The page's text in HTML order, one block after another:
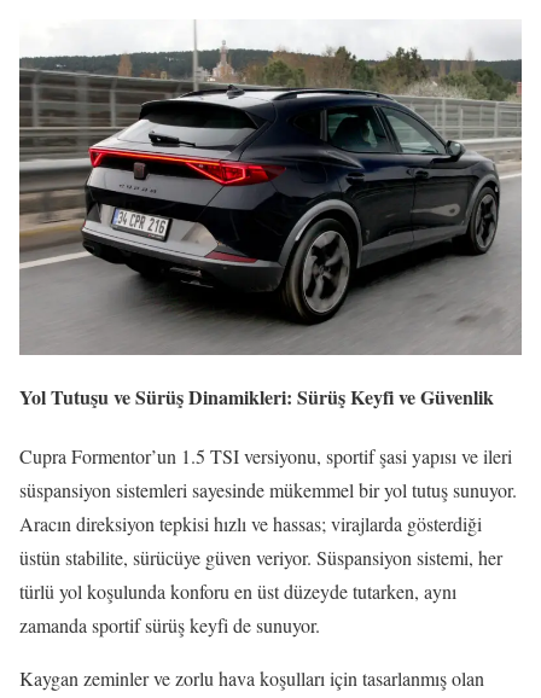
Yol Tutuşu ve Sürüş Dinamikleri: Sürüş Keyfi ve Güvenlik
Cupra Formentor’un 1.5 TSI versiyonu, sportif şasi yapısı ve ileri
süspansiyon sistemleri sayesinde mükemmel bir yol tutuş sunuyor.
Aracın direksiyon tepkisi hızlı ve hassas; virajlarda gösterdiği
üstün stabilite, sürücüye güven veriyor. Süspansiyon sistemi, her
türlü yol koşulunda konforu en üst düzeyde tutarken, aynı
zamanda sportif sürüş keyfi de sunuyor.
Kaygan zeminler ve zorlu hava koşulları için tasarlanmış olan